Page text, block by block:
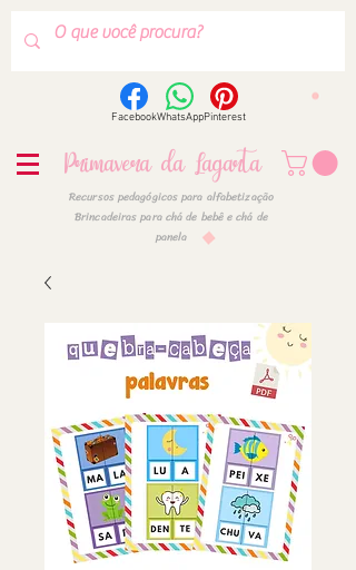
FacebookWhatsAppPinterest
Primavera da Lagarta
Recursos pedagógicos para alfabetização
Brincadeiras para chá de bebê e chá de
panela